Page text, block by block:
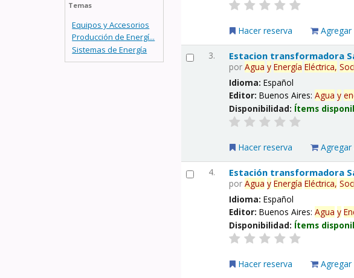
Temas
Equipos y Accesorios
Producción de Energí...
Sistemas de Energía
Hacer reserva
3. Estacion transformadora
porAgua y Energía Eléctrica,
Idioma:Español
Editor:Buenos Aires:Agua y
Disponibilidad: Ítems
Hacer reserva
4. Estación transformadora
porAgua y Energía Eléctrica,
Idioma:Español
Editor:Buenos Aires:Agua y
Disponibilidad: Ítems
Hacer reserva